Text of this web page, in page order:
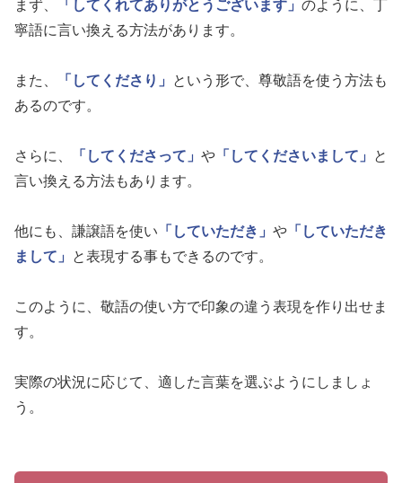
まず、 「してくれてありがとうございます」 のように、丁
寧語に言い換える方法があります。
また、 「してくださり」
という形で、尊敬語を使う方法も
あるのです。
さらに、 「してくださって」 や 「してくださいまして」
と
言い換える方法もあります。
他にも、謙譲語を使い 「していただき」 や 「していただき
まして」
と表現する事もできるのです。
このように、敬語の使い方で印象の違う表現を作り出せま
す。
実際の状況に応じて、適した言葉を選ぶようにしましょ
う。